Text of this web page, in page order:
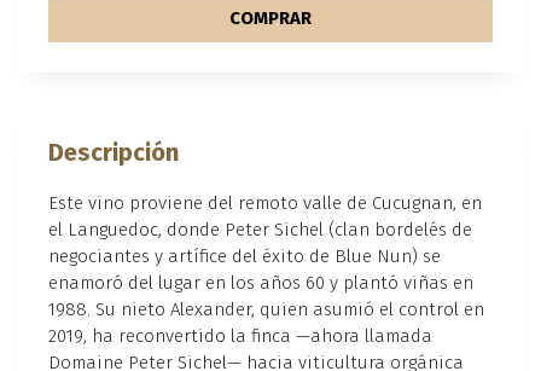
COMPRAR
Descripción
Este vino proviene del remoto valle de Cucugnan, en
el Languedoc, donde Peter Sichel (clan bordelés de
negociantes y artífice del éxito de Blue Nun) se
enamoró del lugar en los años 60 y plantó viñas en
1988. Su nieto Alexander, quien asumió el control en
2019, ha reconvertido la finca —ahora llamada
Domaine Peter Sichel— hacia viticultura orgánica